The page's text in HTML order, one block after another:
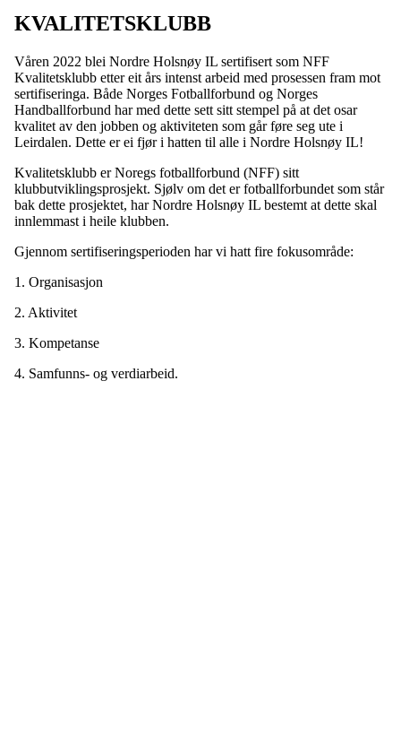
KVALITETSKLUBB
Våren 2022 blei Nordre Holsnøy IL sertifisert som NFF
Kvalitetsklubb etter eit års intenst arbeid med prosessen fram mot
sertifiseringa. Både Norges Fotballforbund og Norges
Handballforbund har med dette sett sitt stempel på at det osar
kvalitet av den jobben og aktiviteten som går føre seg ute i
Leirdalen. Dette er ei fjør i hatten til alle i Nordre Holsnøy IL!
Kvalitetsklubb er Noregs fotballforbund (NFF) sitt
klubbutviklingsprosjekt. Sjølv om det er fotballforbundet som står
bak dette prosjektet, har Nordre Holsnøy IL bestemt at dette skal
innlemmast i heile klubben.
Gjennom sertifiseringsperioden har vi hatt fire fokusområde:
1. Organisasjon
2. Aktivitet
3. Kompetanse
4. Samfunns- og verdiarbeid.